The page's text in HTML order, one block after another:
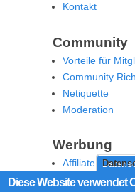
Diese Website verwendet
Kontakt
Community
Vorteile für
Community
Netiquette
Moderation
Werbung
Affiliate
Werben Sie auf